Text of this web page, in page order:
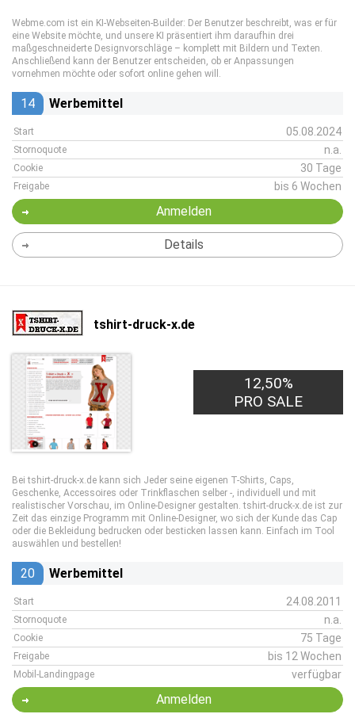
Webme.com ist ein KI-Webseiten-Builder: Der Benutzer beschreibt, was er für
eine Website möchte, und unsere KI präsentiert ihm daraufhin drei
maßgeschneiderte Designvorschläge – komplett mit Bildern und Texten.
Anschließend kann der Benutzer entscheiden, ob er Anpassungen
vornehmen möchte oder sofort online gehen will.
14 Werbemittel
Start 05.08.2024
Stornoquote n.a.
Cookie 30 Tage
Freigabe bis 6 Wochen
Anmelden
Details
tshirt-druck-x.de
12,50%
PRO SALE
Bei tshirt-druck-x.de kann sich Jeder seine eigenen T-Shirts, Caps,
Geschenke, Accessoires oder Trinkflaschen selber -, individuell und mit
realistischer Vorschau, im Online-Designer gestalten. tshirt-druck-x.de ist zur
Zeit das einzige Programm mit Online-Designer, wo sich der Kunde das Cap
oder die Bekleidung bedrucken oder besticken lassen kann. Einfach im Tool
auswählen und bestellen!
20 Werbemittel
Start 24.08.2011
Stornoquote n.a.
Cookie 75 Tage
Freigabe bis 12 Wochen
Mobil-Landingpage verfügbar
Anmelden